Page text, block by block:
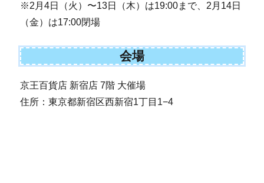
※2月4日（火）〜13日（木）は19:00まで、2月14日
（金）は17:00閉場
会場
京王百貨店 新宿店 7階 大催場
住所：東京都新宿区西新宿1丁目1−4